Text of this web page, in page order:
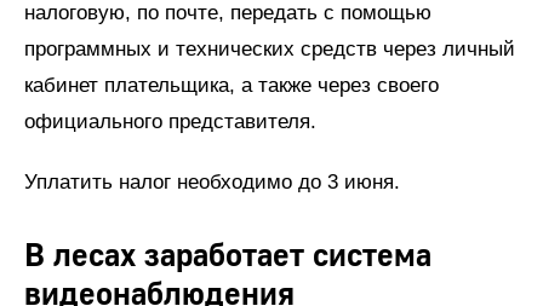
налоговую, по почте, передать с помощью
программных и технических средств через личный
кабинет плательщика, а также через своего
официального представителя.
Уплатить налог необходимо до 3 июня.
В лесах заработает система
видеонаблюдения